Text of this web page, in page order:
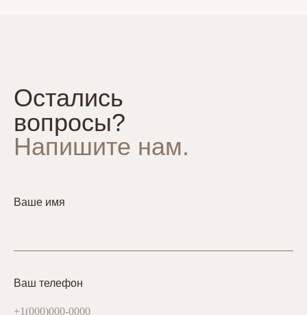
Остались
вопросы?
Напишите нам.
Ваше имя
Ваш телефон